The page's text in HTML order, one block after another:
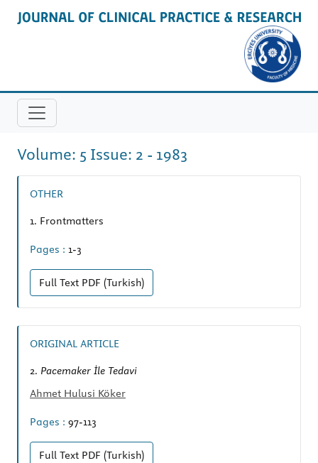
Volume: 5 Issue: 2 - 1983
OTHER
1. Frontmatters
Pages : 1-3
Full Text PDF (Turkish)
ORIGINAL ARTICLE
2. Pacemaker İle Tedavi
Ahmet Hulusi Köker
Pages : 97-113
Full Text PDF (Turkish)